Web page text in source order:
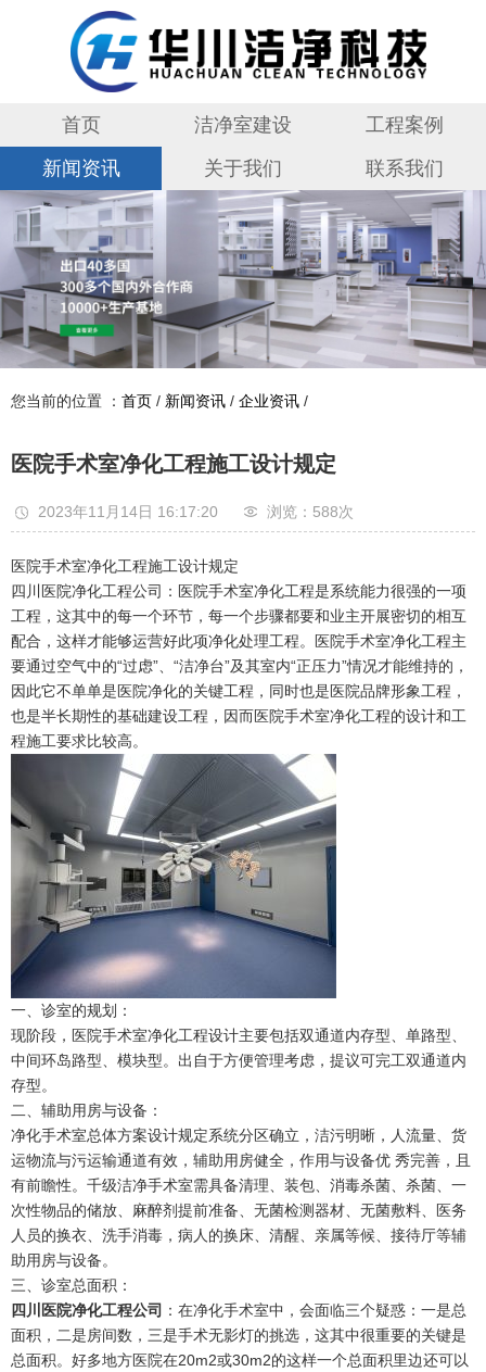
首页 洁净室建设
工程案例
新闻资讯
关于我们 联系我们
您当前的位置 ： 首页 / 新闻资讯 / 企业资讯 /
医院手术室净化工程施工设计规定
2023年11月14日 16:17:20 浏览：588次
医院手术室净化工程施工设计规定
四川医院净化工程公司：医院手术室净化工程是系统能力很强的一项
工程，这其中的每一个环节，每一个步骤都要和业主开展密切的相互
配合，这样才能够运营好此项净化处理工程。医院手术室净化工程主
要通过空气中的“过虑”、“洁净台”及其室内“正压力”情况才能维持的，
因此它不单单是医院净化的关键工程，同时也是医院品牌形象工程，
也是半长期性的基础建设工程，因而医院手术室净化工程的设计和工
程施工要求比较高。
一、诊室的规划：
现阶段，医院手术室净化工程设计主要包括双通道内存型、单路型、
中间环岛路型、模块型。出自于方便管理考虑，提议可完工双通道内
存型。
二、辅助用房与设备：
净化手术室总体方案设计规定系统分区确立，洁污明晰，人流量、货
运物流与污运输通道有效，辅助用房健全，作用与设备优 秀完善，且
有前瞻性。千级洁净手术室需具备清理、装包、消毒杀菌、杀菌、一
次性物品的储放、麻醉剂提前准备、无菌检测器材、无菌敷料、医务
人员的换衣、洗手消毒，病人的换床、清醒、亲属等候、接待厅等辅
助用房与设备。
三、诊室总面积：
四川医院净化工程公司 ：在净化手术室中，会面临三个疑惑：一是总
面积，二是房间数，三是手术无影灯的挑选，这其中很重要的关键是
总面积。好多地方医院在20m2或30m2的这样一个总面积里边还可以